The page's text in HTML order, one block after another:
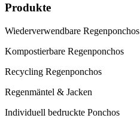
Produkte
Wiederverwendbare Regenponchos
Kompostierbare Regenponchos
Recycling Regenponchos
Regenmäntel & Jacken
Individuell bedruckte Ponchos